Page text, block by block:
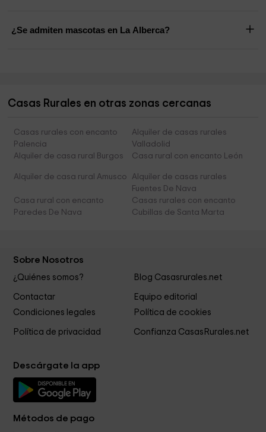
¿Se admiten mascotas en La Alberca?
Casas Rurales en otras zonas cercanas
Casas rurales con encanto
Palencia
Alquiler de casas rurales
Valladolid
Alquiler de casa rural Burgos
Casa rural con encanto León
Alquiler de casa rural Amusco
Alquiler de casas rurales
Fuentes De Nava
Casa rural con encanto
Paredes De Nava
Casas rurales con encanto
Cubillas de Santa Marta
Sobre Nosotros
¿Quiénes somos? Blog Casasrurales.net
Contactar
Equipo editorial
Condiciones legales
Política de cookies
Política de privacidad Confianza CasasRurales.net
Descárgate la app
Métodos de pago